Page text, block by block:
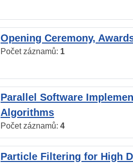
Opening Ceremony,
Počet záznamů: 1
Parallel Software
Algorithms
Počet záznamů: 4
Particle Filtering for High